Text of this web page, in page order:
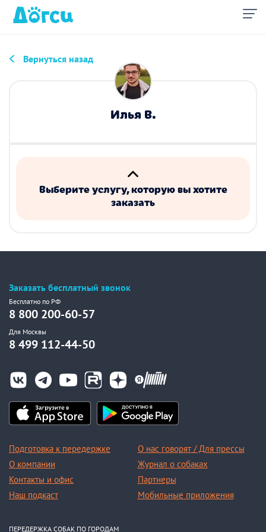
Вернуться назад
Илья В.
Выберите услугу, которую вы хотите
заказать
Заказать бесплатный звонок
Бесплатно по РФ
8 800 200-60-57
Для Москвы
8 499 112-44-50
Подготовка к передержке
О компании
Контакты и офис
Наш подкаст
О нас говорят / Для прессы
Журнал о собаках
Партнеры
Мобильные приложения
ПЕРЕДЕРЖКА СОБАК ПО ГОРОДАМ